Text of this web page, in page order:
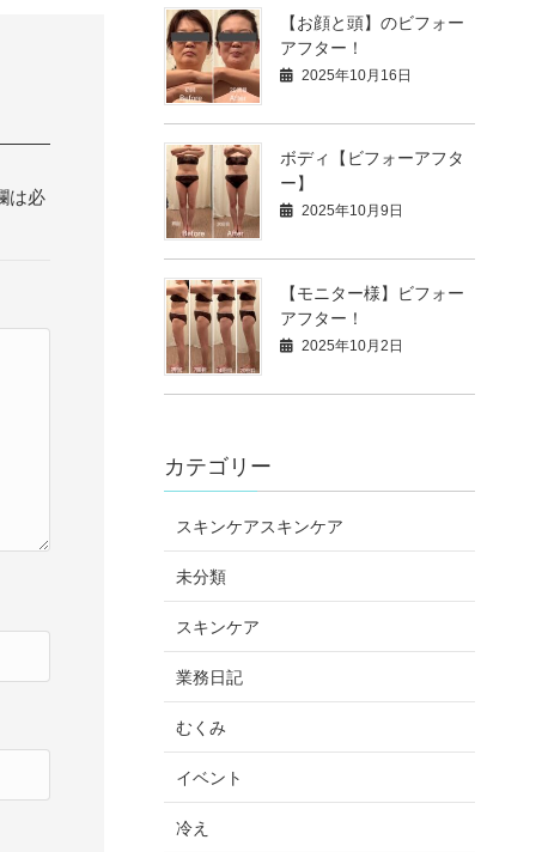
は必
【お顔と頭】のビフォー
アフター！
2025年10月16日
ボディ【ビフォーアフタ
ー】
2025年10月9日
【モニター様】ビフォー
アフター！
2025年10月2日
カテゴリー
スキンケアスキンケア
未分類
スキンケア
業務日記
むくみ
イベント
冷え